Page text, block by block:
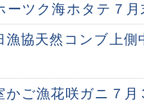
ーツク海ホタテ７
漁協天然コンブ上側
かご漁花咲ガニ７